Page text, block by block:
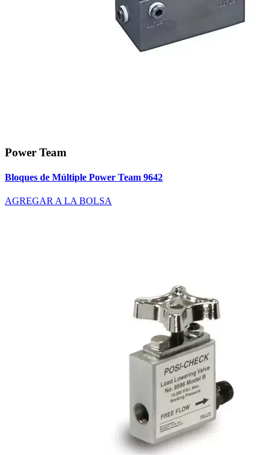
Power Team
Bloques de Múltiple Power Team 9642
AGREGAR A LA BOLSA